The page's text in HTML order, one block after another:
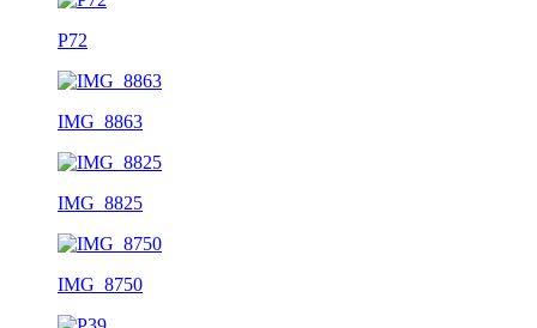
P72
IMG_8863
IMG_8825
IMG_8750